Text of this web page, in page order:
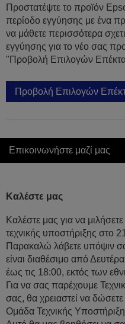
Προστατέψτε το προϊόν
περίοδο εγγύησης με ένα
να μάθετε περισσότερα
εγγύησης για το νέο σας
"Προβολή Επιλογών
Προβολή Επιλογών
Επικοινωνήστε μαζί μας
Καλέστε μας
Καλέστε μας για να
τεχνικής υποστήριξης στο
Παρακαλώ λάβετε υπόψιν
είναι διαθέσιμο από
έως τις 18:00, εκτός των
Για να σας παρέχουμε
σας, θα χρειαστεί να
Ομάδα Τεχνικής